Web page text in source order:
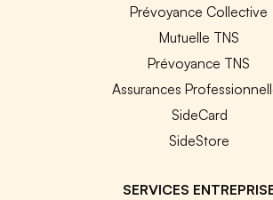
Prévoyance Collective
Mutuelle TNS
Prévoyance TNS
Assurances
SideCard
SideStore
SERVICES